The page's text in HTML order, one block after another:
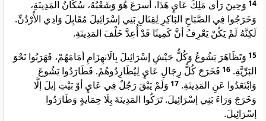
14 وَحِينَ رَأى مَلِكُ عَايٍ هَذَا، أسرَعَ هُوَ وَشَعْبُهُ، سُكَّانُ المَدِينَةِ،
وَخَرَجُوا فِي الصَّبَاحِ البَاكِرِ لِقِتَالِ بَنِي إسْرَائِيلَ مُقَابِلَ وَادِي الأُرْدُنِّ.
لَكِنَّهُ لَمْ يَكُنْ يَعْرِفُ أنَّ كَمِينًا قَدْ أُعِدَّ خَلْفَ المَدِينَةِ.
15 وَتَظَاهَرَ يَشُوعُ وَكُلُّ جَيْشِ إسْرَائِيلَ بِالَانهِزَامِ أمَامَهُمْ، فَهَرَبُوا نَحْوَ
البَرِّيَّةِ. 16 فَخَرَجَ كُلُّ رِجَالِ عَايٍ لِيُطَارِدُوهُمْ. فَطَارَدُوا يَشُوعَ
وَابْتَعَدُوا عَنِ المَدِينَةِ. 17 وَلَمْ يَبْقَ رَجُلٌ فِي عَايٍ أوْ بَيْتِ إيلَ إلَّا
وَخَرَجَ وَرَاءَ بَنِي إسْرَائِيلَ. تَرَكُوا المَدِينَةَ بِلَا حِمَايةٍ وَطَارَدُوا
إسْرَائِيلَ.